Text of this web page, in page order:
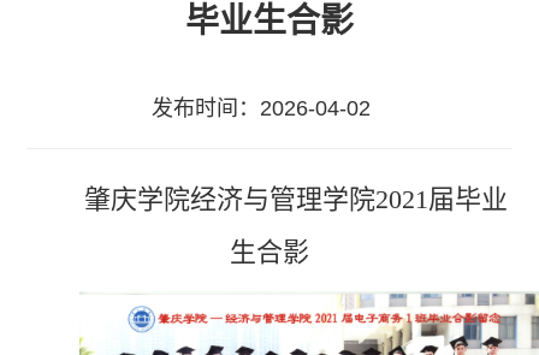
毕业生合影
发布时间：2026-04-02
肇庆学院经济与管理学院2021届毕业
生合影